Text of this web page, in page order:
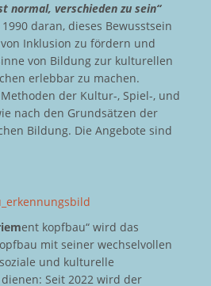
normal, verschieden zu sein“
daran, dieses Bewusstsein
Inklusion zu fördern und
von Bildung zur kulturellen
erlebbar zu machen.
der Kultur-, Spiel-, und
nach den Grundsätzen der
Bildung. Die Angebote sind
ent kopfbau“ wird das
mit seiner wechselvollen
und kulturelle
Seit 2022 wird der